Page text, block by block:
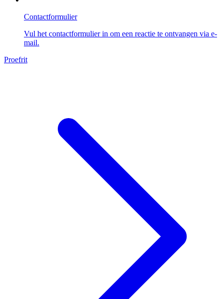
Contactformulier
Vul het contactformulier in om een reactie te ontvangen via e-
mail.
Proefrit